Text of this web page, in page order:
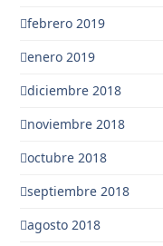
febrero 2019
enero 2019
diciembre 2018
noviembre 2018
octubre 2018
septiembre 2018
agosto 2018